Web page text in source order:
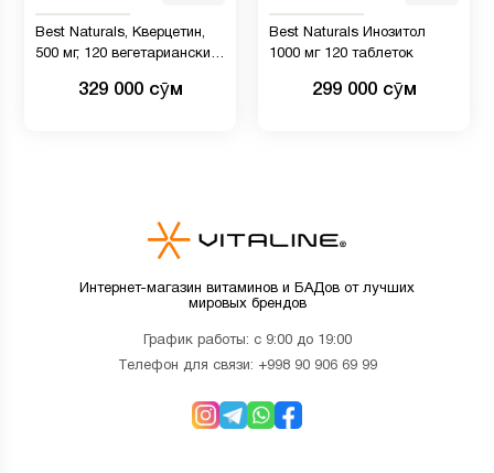
Best Naturals, Кверцетин,
500 мг, 120 вегетарианских
329 000 сӯм
Best Naturals Инозитол
1000 мг 120 таблеток
299 000 сӯм
Интернет-магазин витаминов и БАДов от лучших
мировых брендов
График работы: с 9:00 до 19:00
Телефон для связи: +998 90 906 69 99